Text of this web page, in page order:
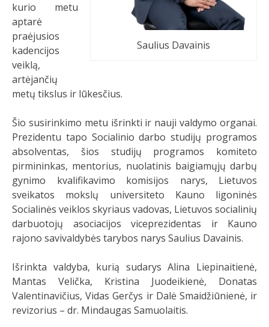
Saulius Davainis
kurio metu
aptarė
praėjusios
kadencijos
veiklą,
artėjančių
metų tikslus ir lūkesčius.
Šio susirinkimo metu išrinkti ir nauji valdymo organai.
Prezidentu tapo Socialinio darbo studijų programos
absolventas, šios studijų programos komiteto
pirmininkas, mentorius, nuolatinis baigiamųjų darbų
gynimo kvalifikavimo komisijos narys, Lietuvos
sveikatos mokslų universiteto Kauno ligoninės
Socialinės veiklos skyriaus vadovas, Lietuvos socialinių
darbuotojų asociacijos viceprezidentas ir Kauno
rajono savivaldybės tarybos narys Saulius Davainis.
Išrinkta valdyba, kurią sudarys Alina Liepinaitienė,
Mantas Velička, Kristina Juodeikienė, Donatas
Valentinavičius, Vidas Gerčys ir Dalė Smaidžiūnienė, ir
revizorius – dr. Mindaugas Samuolaitis.